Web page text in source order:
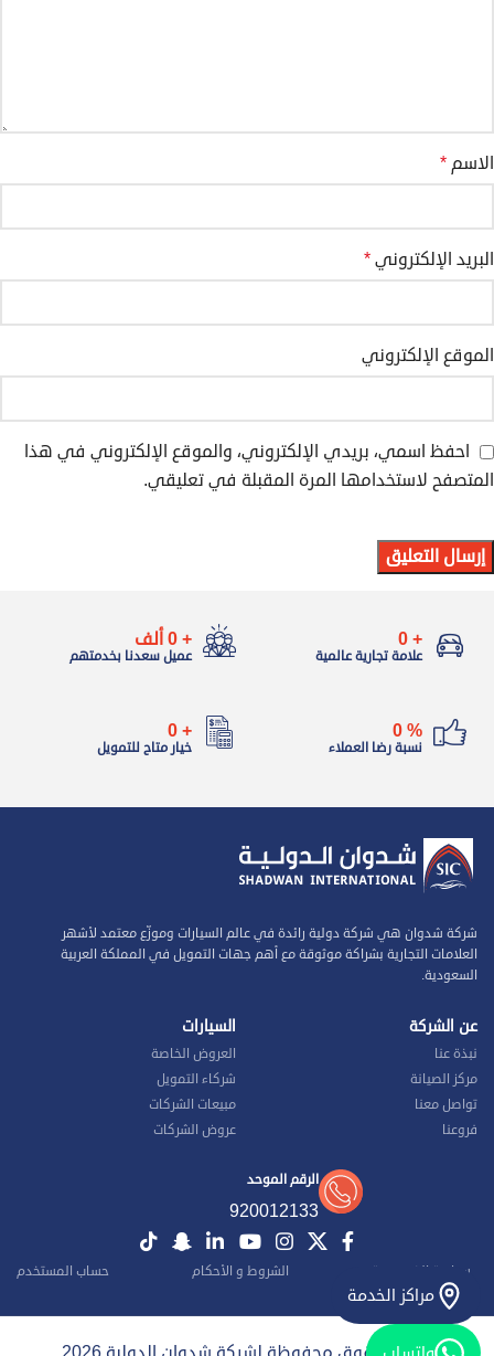
الاسم*
البريد الإلكتروني*
الموقع الإلكتروني
احفظ اسمي، بريدي الإلكتروني، والموقع الإلكتروني في هذا
المتصفح لاستخدامها المرة المقبلة في تعليقي.
+
0
علامة تجارية عالمية
+
0ألف
عميل سعدنا بخدمتهم
%
0
نسبة رضا العملاء
+
0
خيار متاح للتمويل
شركة شدوان هي شركة دولية رائدة في عالم السيارات وموزّع معتمد لأشهر
العلامات التجارية بشراكة موثوقة مع أهم جهات التمويل في المملكة العربية
السعودية.
عن الشركة
نبذة عنا
مركز الصيانة
تواصل معنا
فروعنا
السيارات
العروض الخاصة
شركاء التمويل
مبيعات الشركات
عروض الشركات
الرقم الموحد
920012133
سياسة الخصوصية الشروط و الأحكام حساب المستخدم
مراكز الخدمة